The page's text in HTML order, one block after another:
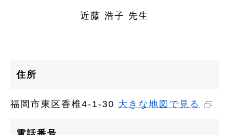
近藤 浩子 先生
住所
福岡市東区香椎4-1-30 大きな地図で見る